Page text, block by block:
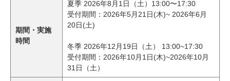
期間・実施
時間
夏季 2026年8月1日（土）13:00〜17:30
受付期間：2026年5月21日(木)~ 2026年6月
20日(土)
冬季 2026年12月19日（土） 13:00~17:30
受付期間：2026年10月1日(木)~2026年10月
31日（土）